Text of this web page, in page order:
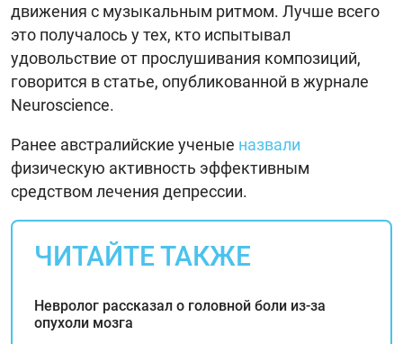
движения с музыкальным ритмом. Лучше всего
это получалось у тех, кто испытывал
удовольствие от прослушивания композиций,
говорится в статье, опубликованной в журнале
Neuroscience.
Ранее австралийские ученые назвали
физическую активность эффективным
средством лечения депрессии.
ЧИТАЙТЕ ТАКЖЕ
Невролог рассказал о головной боли из-за
опухоли мозга